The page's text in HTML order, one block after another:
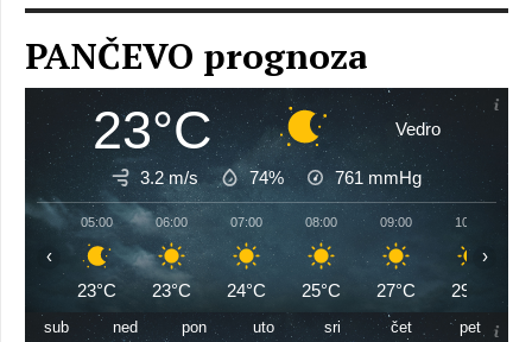
PANČEVO prognoza
23°C Vedro
3.2 m/s 74% 761 mmHg
05:00
23°C
06:00
23°C
07:00
24°C
08:00
25°C
09:00
27°C
10:00
29°C
‹ ›
sub ned pon uto sri čet pet